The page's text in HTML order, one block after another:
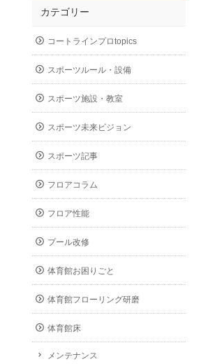
カテゴリー
コートラインプロtopics
スポーツルール・設備
スポーツ施設・教室
スポーツ未来ビジョン
スポーツ記事
フロアコラム
フロア性能
プール改修
体育館お困りごと
体育館フローリング研磨
体育館床
メンテナンス